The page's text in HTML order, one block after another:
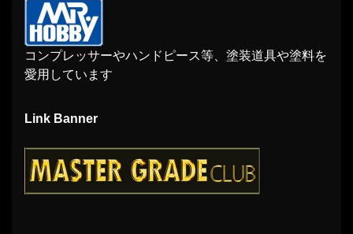
コンプレッサーやハンドピース等、塗装道具や塗料を
愛用しています
Link Banner